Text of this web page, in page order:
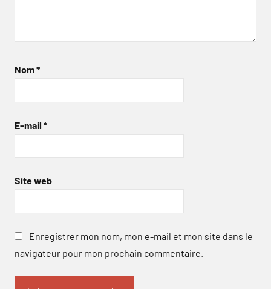
Nom*
E-mail *
Site web
Enregistrer mon nom, mon e-mail et mon site dans le
navigateur pour mon prochain commentaire.